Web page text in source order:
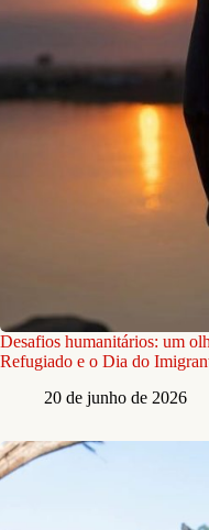
Desafios humanitários: um
Refugiado e o Dia do
20 de junho de 2026